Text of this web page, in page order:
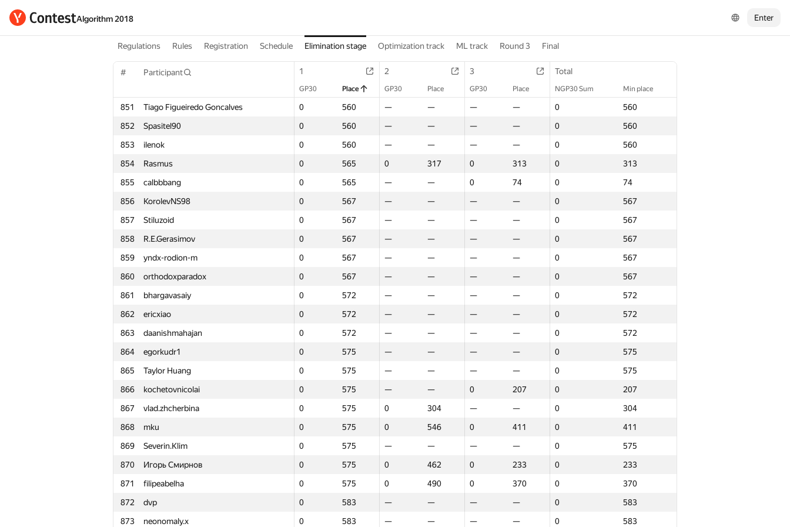
Algorithm 2018 Enter
Regulations Rules Registration Schedule Elimination stage Optimization track ML track Round 3 Final
# Participant 1 2 3 Total
GP30 Place GP30 Place GP30 Place NGP30 Sum Min place
851 Tiago Figueiredo Goncalves 0 560 — — — — 0
560
852
Spasitel90 0 560 — — — — 0
560
853
ilenok 0 560 — — — — 0
560
854
Rasmus 0 565 0 317 0 313 0
313
855
calbbbang 0 565 — — 0 74 0
74
856
KorolevNS98 0 567 — — — — 0
567
857
Stiluzoid 0 567 — — — — 0
567
858
R.E.Gerasimov 0 567 — — — — 0
567
859
yndx-rodion-m 0 567 — — — — 0
567
860
orthodoxparadox 0 567 — — — — 0
567
861
bhargavasaiy 0 572 — — — — 0
572
862
ericxiao 0 572 — — — — 0
572
863
daanishmahajan 0 572 — — — — 0
572
864
egorkudr1 0 575 — — — — 0
575
865
Taylor Huang 0 575 — — — — 0
575
866
kochetovnicolai 0 575 — — 0 207 0
207
867
vlad.zhcherbina 0 575 0 304 — — 0
304
868
mku 0 575 0 546 0 411 0
411
869
Severin.Klim 0 575 — — — — 0
575
870
Игорь Смирнов 0 575 0 462 0 233 0
233
871
filipeabelha 0 575 0 490 0 370 0
370
872
dvp 0 583 — — — — 0
583
873
neonomaly.x 0 583 — — — — 0
583
Participant 1 Total
GP30 Place NGP30 Sum Min place